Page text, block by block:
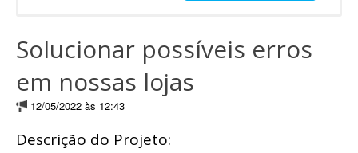
Solucionar possíveis erros
em nossas lojas
12/05/2022 às 12:43
Descrição do Projeto: